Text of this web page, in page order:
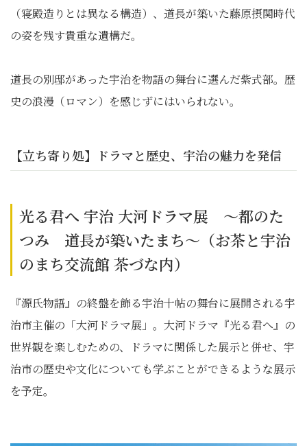
（寝殿造りとは異なる構造）、道長が築いた藤原摂関時代
の姿を残す貴重な遺構だ。
道長の別邸があった宇治を物語の舞台に選んだ紫式部。歴
史の浪漫（ロマン）を感じずにはいられない。
【立ち寄り処】ドラマと歴史、宇治の魅力を発信
光る君へ 宇治 大河ドラマ展 ～都のた
つみ 道長が築いたまち～（お茶と宇治
のまち交流館 茶づな内）
『源氏物語』の終盤を飾る宇治十帖の舞台に展開される宇
治市主催の「大河ドラマ展」。大河ドラマ『光る君へ』の
世界観を楽しむための、ドラマに関係した展示と併せ、宇
治市の歴史や文化についても学ぶことができるような展示
を予定。